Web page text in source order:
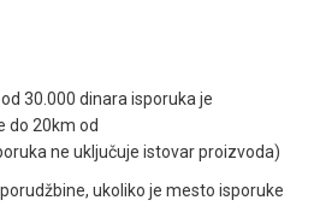
30.000 dinara isporuka je
do 20km od
ne uključuje istovar proizvoda)
ukoliko je mesto isporuke